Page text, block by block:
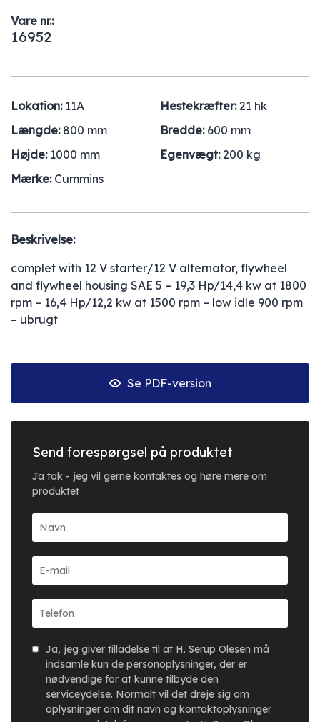
Vare nr.:
16952
Lokation: 11A Hestekræfter: 21 hk
Længde: 800 mm Bredde: 600 mm
Højde: 1000 mm Egenvægt: 200 kg
Mærke: Cummins
Beskrivelse:
complet with 12 V starter/12 V alternator, flywheel
and flywheel housing SAE 5 – 19,3 Hp/14,4 kw at 1800
rpm – 16,4 Hp/12,2 kw at 1500 rpm – low idle 900 rpm
– ubrugt
Se PDF-version
Send forespørgsel på produktet
Ja tak - jeg vil gerne kontaktes og høre mere om
produktet
Ja, jeg giver tilladelse til at H. Serup Olesen må
indsamle kun de personoplysninger, der er
nødvendige for at kunne tilbyde den
serviceydelse. Normalt vil det dreje sig om
oplysninger om dit navn og kontaktoplysninger